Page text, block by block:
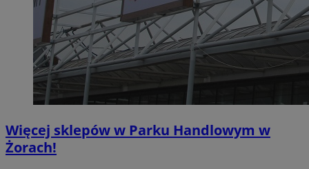
Więcej sklepów w Parku Handlowym w
Żorach!